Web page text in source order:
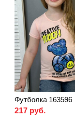
Футболка 163596
217 руб.